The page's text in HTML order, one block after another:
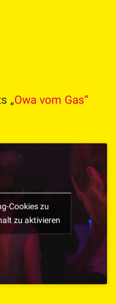
„Owa vom Gas“
Cookies zu
zu aktivieren